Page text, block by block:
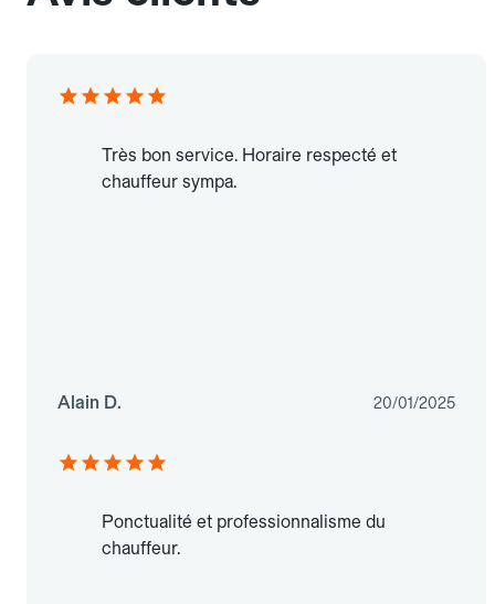
Très bon service. Horaire respecté et
chauffeur sympa.
Alain D. 20/01/2025
Ponctualité et professionnalisme du
chauffeur.